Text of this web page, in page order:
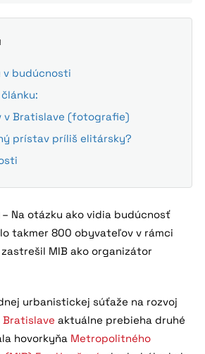
v budúcnosti
v Bratislave (fotografie)
prístav príliš elitársky?
– Na otázku ako vidia budúcnosť
takmer 800 obyvateľov v rámci
MIB ako organizátor
urbanistickej súťaže na rozvoj
Bratislave aktuálne prebieha druhé
hovorkyňa Metropolitného